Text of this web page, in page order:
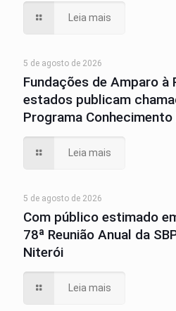
Leia mais
5 de agosto de 2026
Fundações de Amparo à
estados publicam
Programa Conhecimento
Leia mais
5 de agosto de 2026
Com público estimado
78ª Reunião Anual da
Niterói
Leia mais